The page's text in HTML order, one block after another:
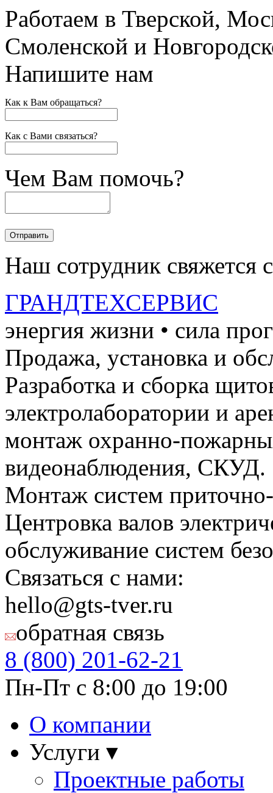
Работаем в Тверской,
Смоленской и
Напишите нам
Как к Вам обращаться?
Как с Вами связаться?
Чем Вам помочь?
Наш сотрудник свяжется
ГРАНДТЕХСЕРВИС
энергия жизни • сила
Продажа, установка и
Разработка и сборка
электролаборатории и
монтаж охранно-
видеонаблюдения, СКУД.
Монтаж систем
Центровка валов
обслуживание систем
Связаться с нами:
hello@gts-tver.ru
обратная связь
8 (800) 201-62-21
Пн-Пт с 8:00 до 19:00
О компании
Услуги ▾
Проектные работы